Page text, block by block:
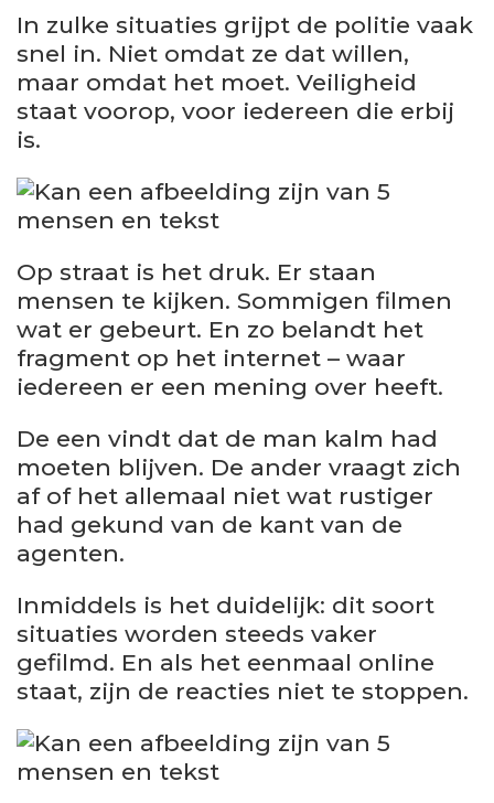
In zulke situaties grijpt de politie vaak
snel in. Niet omdat ze dat willen,
maar omdat het moet. Veiligheid
staat voorop, voor iedereen die erbij
is.
Op straat is het druk. Er staan
mensen te kijken. Sommigen filmen
wat er gebeurt. En zo belandt het
fragment op het internet – waar
iedereen er een mening over heeft.
De een vindt dat de man kalm had
moeten blijven. De ander vraagt zich
af of het allemaal niet wat rustiger
had gekund van de kant van de
agenten.
Inmiddels is het duidelijk: dit soort
situaties worden steeds vaker
gefilmd. En als het eenmaal online
staat, zijn de reacties niet te stoppen.